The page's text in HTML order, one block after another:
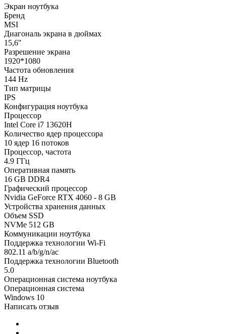
Экран ноутбука
Бренд
MSI
Диагональ экрана в дюймах
15,6"
Разрешение экрана
1920*1080
Частота обновления
144 Hz
Тип матрицы
IPS
Конфигурация ноутбука
Процессор
Intel Core i7 13620H
Количество ядер процессора
10 ядер 16 потоков
Процессор, частота
4.9 ГГц
Оперативная память
16 GB DDR4
Графический процессор
Nvidia GeForce RTX 4060 - 8 GB
Устройства хранения данных
Объем SSD
NVMe 512 GB
Коммуникации ноутбука
Поддержка технологии Wi-Fi
802.11 a/b/g/n/ac
Поддержка технологии Bluetooth
5.0
Операционная система ноутбука
Операционная система
Windows 10
Написать отзыв